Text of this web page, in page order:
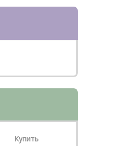
Купить